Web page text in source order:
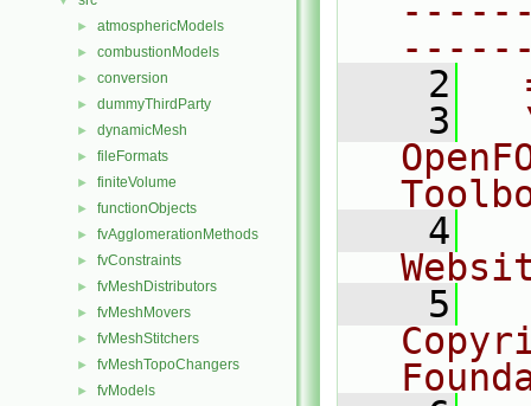
► atmosphericModels
► combustionModels
► conversion
► dummyThirdParty
► dynamicMesh
► fileFormats
► finiteVolume
► functionObjects
► fvAgglomerationMethods
► fvConstraints
► fvMeshDistributors
► fvMeshMovers
► fvMeshStitchers
► fvMeshTopoChangers
► fvModels
    2
    3
    4
    5